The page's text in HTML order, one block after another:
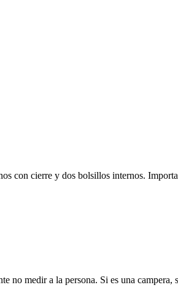
con cierre y dos bolsillos internos.
no medir a la persona. Si es una